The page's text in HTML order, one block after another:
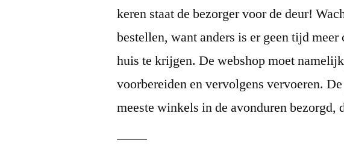
keren staat de bezorger voor de deur!
bestellen, want anders is er geen tijd
huis te krijgen. De webshop moet
voorbereiden en vervolgens vervoeren.
meeste winkels in de avonduren bezorgd,